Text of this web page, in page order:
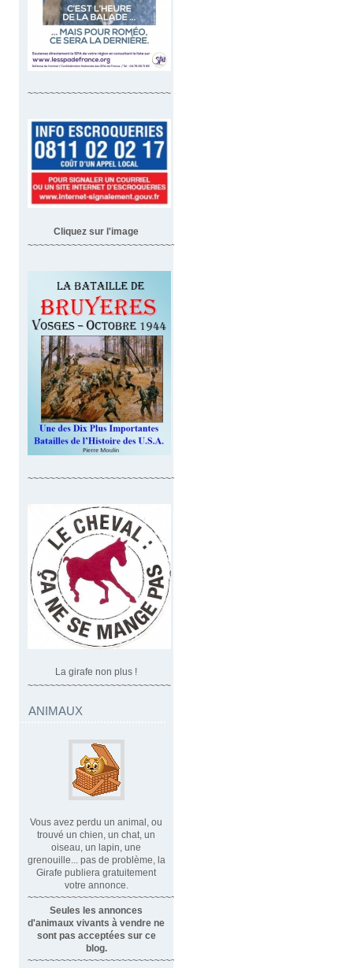
~~~~~~~~~~~~~~~~~~~~~~~~~~
Cliquez sur l'image
~~~~~~~~~~~~~~~~~~~~~~~~~~~~~~~~~~~~
~~~~~~~~~~~~~~~~~~~~~~~~~~~~
La girafe non plus !
~~~~~~~~~~~~~~~~~~~~~~~~~~
ANIMAUX
Vous avez perdu un animal, ou
trouvé un chien, un chat, un
oiseau, un lapin, une
grenouille... pas de problème, la
Girafe publiera gratuitement
votre annonce.
~~~~~~~~~~~~~~~~~~~~~~~~~~~~
Seules les annonces
d'animaux vivants à vendre ne
sont pas acceptées sur ce
blog.
~~~~~~~~~~~~~~~~~~~~~~~~~~~~~~